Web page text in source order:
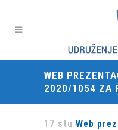
WEB
2020/1054 ZA
17 stu Web